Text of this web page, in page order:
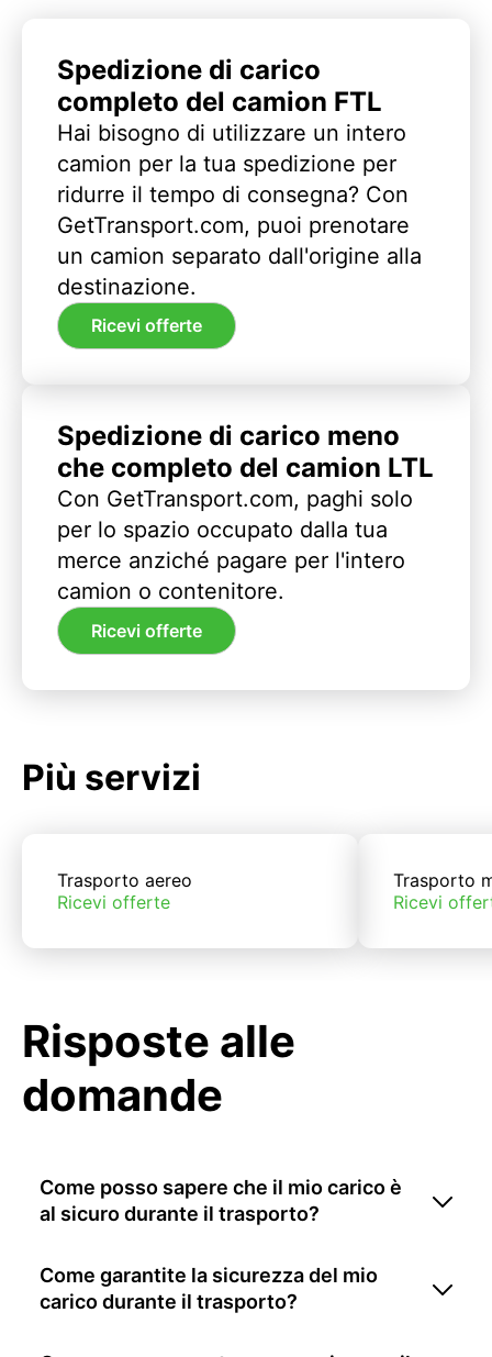
Spedizione di carico
completo del camion FTL
Hai bisogno di utilizzare un intero
camion per la tua spedizione per
ridurre il tempo di consegna? Con
GetTransport.com, puoi prenotare
un camion separato dall'origine alla
destinazione.
Ricevi offerte
Spedizione di carico meno
che completo del camion LTL
Con GetTransport.com, paghi solo
per lo spazio occupato dalla tua
merce anziché pagare per l'intero
camion o contenitore.
Ricevi offerte
Più servizi
Trasporto aereo
Ricevi offerte
Trasporto
Ricevi
Risposte alle
domande
Come posso sapere che il mio carico è
al sicuro durante il trasporto?
Come garantite la sicurezza del mio
carico durante il trasporto?